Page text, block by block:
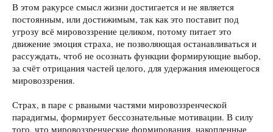
В этом ракурсе смысл жизни достигается и не является
постоянным, или достижимым, так как это поставит под
угрозу всё мировоззрение целиком, потому питает это
движение эмоция страха, не позволяющая останавливаться и
рассуждать, чтоб не осознать функции формирующие выбор,
за счёт отрицания частей целого, для удержания имеющегося
мировоззрения.
Страх, в паре с рваными частями мировоззренческой
парадигмы, формирует бессознательные мотивации. В силу
того, что мировоззренческие формирования, накопленные